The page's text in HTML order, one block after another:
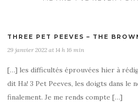
THREE PET PEEVES – THE
29 janvier 2022 at 14 h 16 min
[…] les difficultés éprouvées hier à
dit Ha! 3 Pet Peeves, les doigts dans le
finalement. Je me rends compte […]